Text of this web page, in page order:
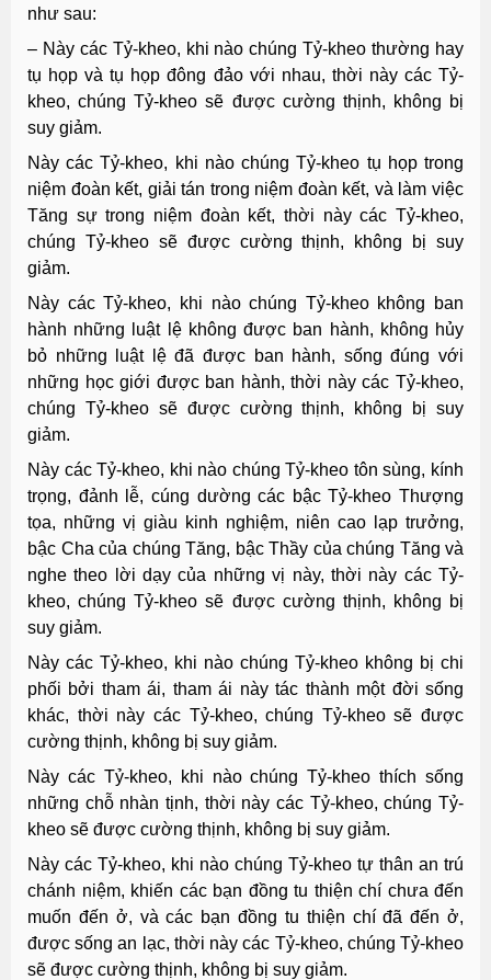
như sau:
– Này các Tỷ-kheo, khi nào chúng Tỷ-kheo thường hay
tụ họp và tụ họp đông đảo với nhau, thời này các Tỷ-
kheo, chúng Tỷ-kheo sẽ được cường thịnh, không bị
suy giảm.
Này các Tỷ-kheo, khi nào chúng Tỷ-kheo tụ họp trong
niệm đoàn kết, giải tán trong niệm đoàn kết, và làm việc
Tăng sự trong niệm đoàn kết, thời này các Tỷ-kheo,
chúng Tỷ-kheo sẽ được cường thịnh, không bị suy
giảm.
Này các Tỷ-kheo, khi nào chúng Tỷ-kheo không ban
hành những luật lệ không được ban hành, không hủy
bỏ những luật lệ đã được ban hành, sống đúng với
những học giới được ban hành, thời này các Tỷ-kheo,
chúng Tỷ-kheo sẽ được cường thịnh, không bị suy
giảm.
Này các Tỷ-kheo, khi nào chúng Tỷ-kheo tôn sùng, kính
trọng, đảnh lễ, cúng dường các bậc Tỷ-kheo Thượng
tọa, những vị giàu kinh nghiệm, niên cao lạp trưởng,
bậc Cha của chúng Tăng, bậc Thầy của chúng Tăng và
nghe theo lời dạy của những vị này, thời này các Tỷ-
kheo, chúng Tỷ-kheo sẽ được cường thịnh, không bị
suy giảm.
Này các Tỷ-kheo, khi nào chúng Tỷ-kheo không bị chi
phối bởi tham ái, tham ái này tác thành một đời sống
khác, thời này các Tỷ-kheo, chúng Tỷ-kheo sẽ được
cường thịnh, không bị suy giảm.
Này các Tỷ-kheo, khi nào chúng Tỷ-kheo thích sống
những chỗ nhàn tịnh, thời này các Tỷ-kheo, chúng Tỷ-
kheo sẽ được cường thịnh, không bị suy giảm.
Này các Tỷ-kheo, khi nào chúng Tỷ-kheo tự thân an trú
chánh niệm, khiến các bạn đồng tu thiện chí chưa đến
muốn đến ở, và các bạn đồng tu thiện chí đã đến ở,
được sống an lạc, thời này các Tỷ-kheo, chúng Tỷ-kheo
sẽ được cường thịnh, không bị suy giảm.